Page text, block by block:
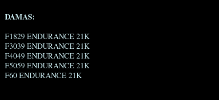
DAMAS:
F1829 ENDURANCE 21K
F3039 ENDURANCE 21K
F4049 ENDURANCE 21K
F5059 ENDURANCE 21K
F60 ENDURANCE 21K